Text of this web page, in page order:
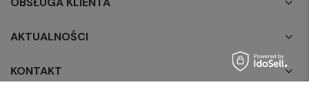
AKTUALNOŚCI
KONTAKT